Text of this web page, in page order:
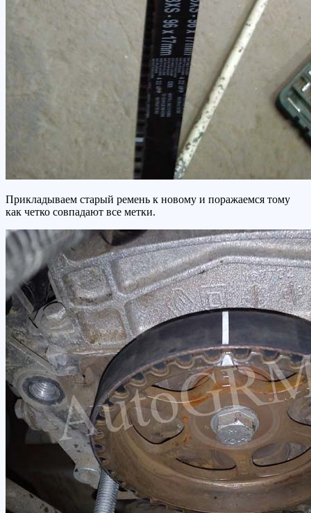
Прикладываем старый ремень к новому и поражаемся тому
как четко совпадают все метки.